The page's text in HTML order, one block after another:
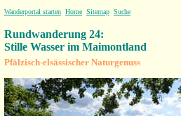
Wanderportal starten Home Sitemap Suche
Rundwanderung 24:
Stille Wasser im Maimontland
Pfälzisch-elsässischer Naturgenuss